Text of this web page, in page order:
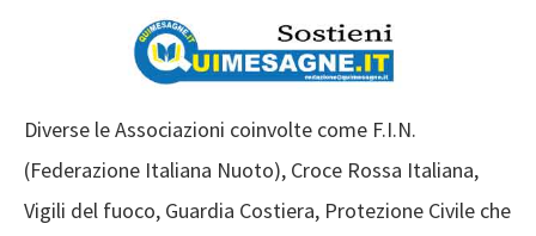
Diverse le Associazioni coinvolte come F.I.N.
(Federazione Italiana Nuoto), Croce Rossa Italiana,
Vigili del fuoco, Guardia Costiera, Protezione Civile che